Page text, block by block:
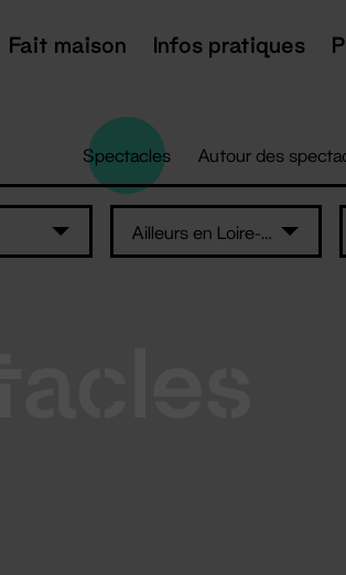
Fait maison Infos pratiques
Spectacles Autour des
Ailleurs en Loire-Atlantique